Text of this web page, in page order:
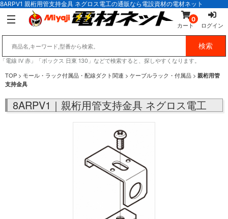
8ARPV1 親桁用管支持金具 ネグロス電工の通販なら電設資材の電材ネット
0
カート ログイン
「電線 IV 赤」「ボックス 日東 130」などで検索すると、探しやすくなります。
TOP > モール・ラック付属品・配線ダクト関連 > ケーブルラック・付属品 > 親桁用管
支持金具
8ARPV1｜親桁用管支持金具 ネグロス電工